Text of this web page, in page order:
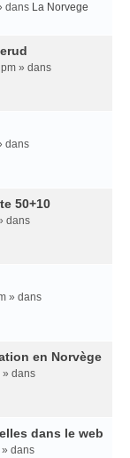
dans La Norvege
» dans
dans
50+10
dans
» dans
en Norvège
» dans
dans le web
» dans